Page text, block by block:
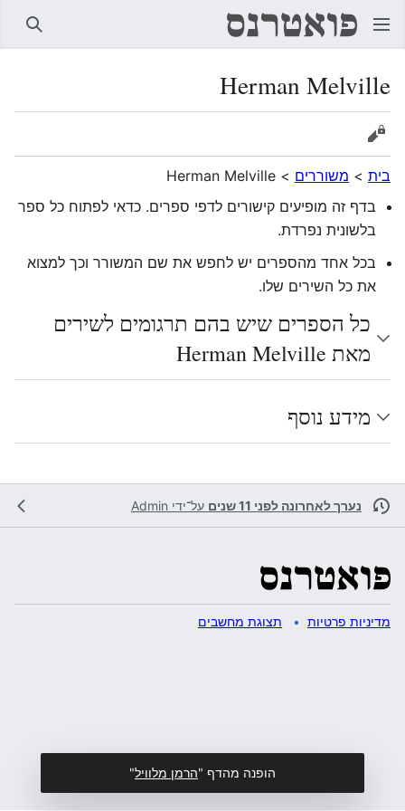
Herman Melville
הצגת מקור
בית > משוררים >
Herman Melville
בדף זה מופיעים קישורים לדפי ספרים. כדאי לפתוח כל ספר
בלשונית נפרדת.
בכל אחד מהספרים יש לחפש את שם המשורר וכך למצוא
את כל השירים שלו.
כל הספרים שיש בהם תרגומים לשירים
מאת Herman Melville
מידע נוסף
נערך לאחרונה לפני 11 שנים על־ידי Admin
מדיניות פרטיות תצוגת מחשבים
הופנה מהדף "הרמן מלוויל"